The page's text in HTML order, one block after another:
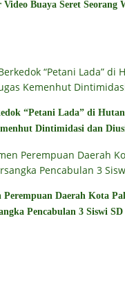
Buaya Seret Seorang
“Petani Lada” di
Dintimidasi dan
Perempuan Daerah Kota
Pencabulan 3 Siswi SD